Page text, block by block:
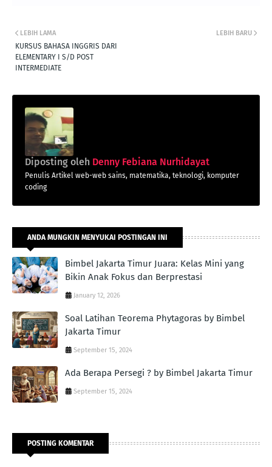
LEBIH BARU
LEBIH LAMA
KURSUS BAHASA INGGRIS DARI
ELEMENTARY I S/D POST
INTERMEDIATE
Diposting oleh Denny Febiana Nurhidayat
Penulis Artikel web-web sains, matematika, teknologi, komputer
coding
ANDA MUNGKIN MENYUKAI POSTINGAN INI
Bimbel Jakarta Timur Juara: Kelas Mini yang
Bikin Anak Fokus dan Berprestasi
January 12, 2026
Soal Latihan Teorema Phytagoras by Bimbel
Jakarta Timur
September 15, 2024
Ada Berapa Persegi ? by Bimbel Jakarta Timur
September 15, 2024
POSTING KOMENTAR